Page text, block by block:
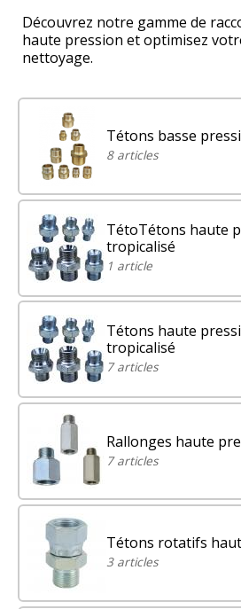
Découvrez notre gamme de
haute pression et optimisez
nettoyage.
Tétons basse
8 articles
TétoTétons haute
tropicalisé
1 article
Tétons haute
tropicalisé
7 articles
Rallonges haute
7 articles
Tétons rotatifs
3 articles